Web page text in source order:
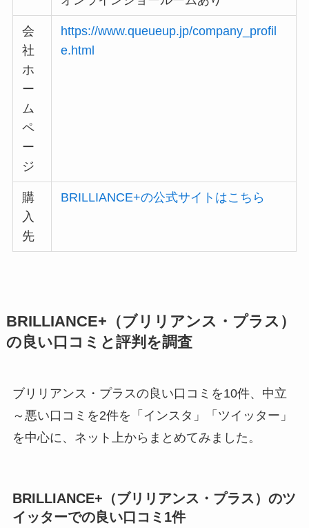
会
社
ホ
ー
ム
ペ
ー
ジ
https://www.queueup.jp/company_profil
e.html
購
入
先
BRILLIANCE+の公式サイトはこちら
BRILLIANCE+（ブリリアンス・プラス）
の良い口コミと評判を調査
ブリリアンス・プラスの良い口コミを10件、中立
～悪い口コミを2件を「インスタ」「ツイッター」
を中心に、ネット上からまとめてみました。
BRILLIANCE+（ブリリアンス・プラス）のツ
イッターでの良い口コミ1件